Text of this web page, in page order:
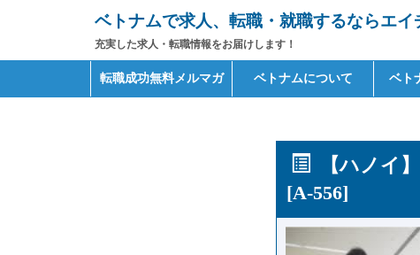
ベトナムで求人、転職・就職するならエイ
充実した求人・転職情報をお届けします！
Primary転職成功無料メルマガ ベトナムについて ベト
【ハノイ
[A-556]